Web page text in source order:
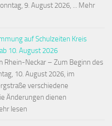
9. August 2026, ... Mehr
auf Schulzeiten Kreis
10. August 2026
Neckar – Zum Beginn des
10. August 2026, im
verschiedene
Änderungen dienen
lesen